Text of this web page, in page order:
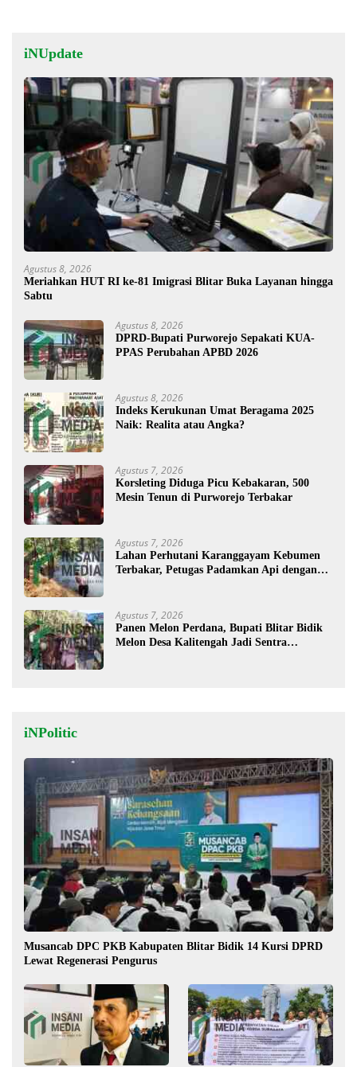
iNUpdate
Agustus 8, 2026
Meriahkan HUT RI ke-81 Imigrasi Blitar Buka Layanan hingga
Sabtu
Agustus 8, 2026
DPRD-Bupati Purworejo Sepakati KUA-
PPAS Perubahan APBD 2026
Agustus 8, 2026
Indeks Kerukunan Umat Beragama 2025
Naik: Realita atau Angka?
Agustus 7, 2026
Korsleting Diduga Picu Kebakaran, 500
Mesin Tenun di Purworejo Terbakar
Agustus 7, 2026
Lahan Perhutani Karanggayam Kebumen
Terbakar, Petugas Padamkan Api dengan
Agustus 7, 2026
Panen Melon Perdana, Bupati Blitar Bidik
Melon Desa Kalitengah Jadi Sentra
iNPolitic
Musancab DPC PKB Kabupaten Blitar Bidik 14 Kursi DPRD
Lewat Regenerasi Pengurus